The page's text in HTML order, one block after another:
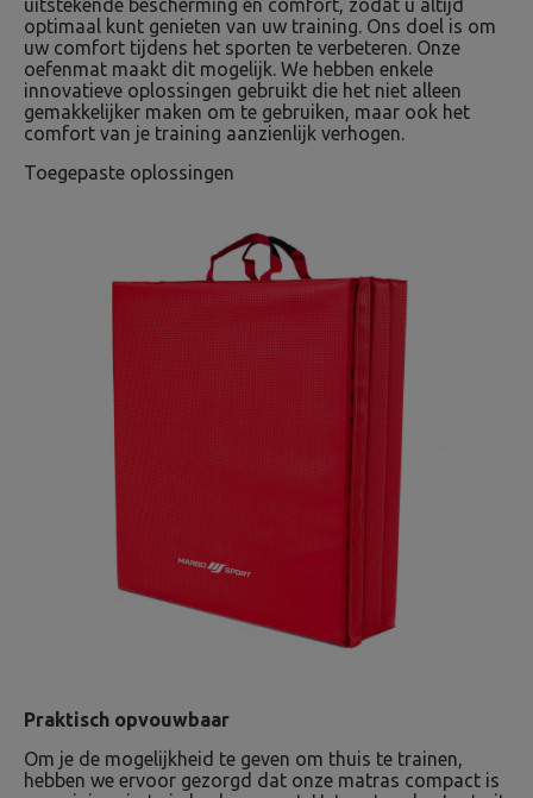
uitstekende bescherming en comfort, zodat u altijd
optimaal kunt genieten van uw training. Ons doel is om
uw comfort tijdens het sporten te verbeteren. Onze
oefenmat maakt dit mogelijk. We hebben enkele
innovatieve oplossingen gebruikt die het niet alleen
gemakkelijker maken om te gebruiken, maar ook het
comfort van je training aanzienlijk verhogen.
Toegepaste oplossingen
Praktisch opvouwbaar
Om je de mogelijkheid te geven om thuis te trainen,
hebben we ervoor gezorgd dat onze matras compact is